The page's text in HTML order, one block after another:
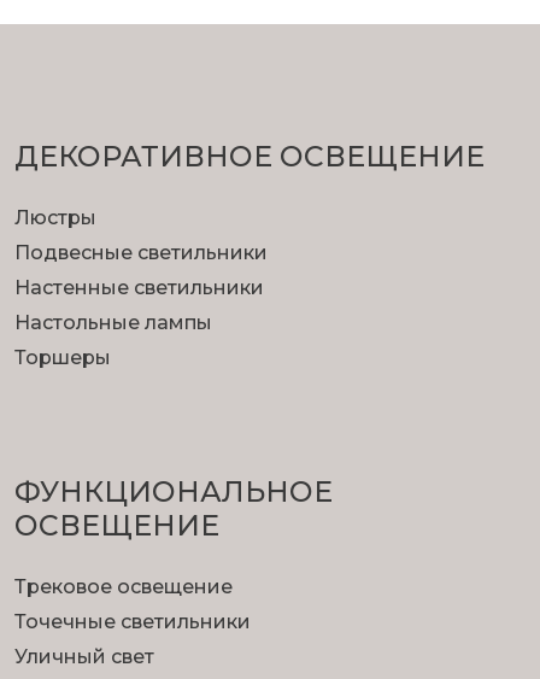
ДЕКОРАТИВНОЕ ОСВЕЩЕНИЕ
Люстры
Подвесные светильники
Настенные светильники
Настольные лампы
Торшеры
ФУНКЦИОНА­ЛЬНОЕ
ОСВЕЩЕНИЕ
Трековое освещение
Точечные светильники
Уличный свет